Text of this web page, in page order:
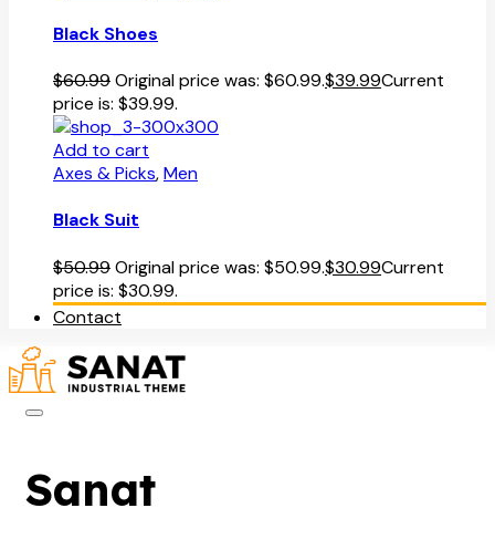
Black Shoes
$60.99Original price was: $60.99.$39.99Current
price is: $39.99.
Add to cart
Axes & Picks,Men
Black Suit
$50.99Original price was: $50.99.$30.99Current
price is: $30.99.
Contact
Sanat